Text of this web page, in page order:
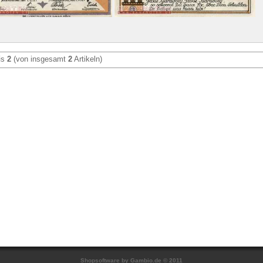
2 (von insgesamt 2 Artikeln)
Shopsoftware by Gambio.de © 2011